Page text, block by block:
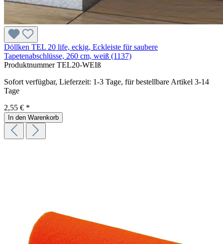
Döllken TEL 20 life, eckig, Eckleiste für saubere
Tapetenabschlüsse, 260 cm, weiß (1137)
ProduktnummerTEL20-WEIß
Sofort verfügbar, Lieferzeit: 1-3 Tage, für bestellbare Artikel 3-14
Tage
2,55 € *
In den Warenkorb